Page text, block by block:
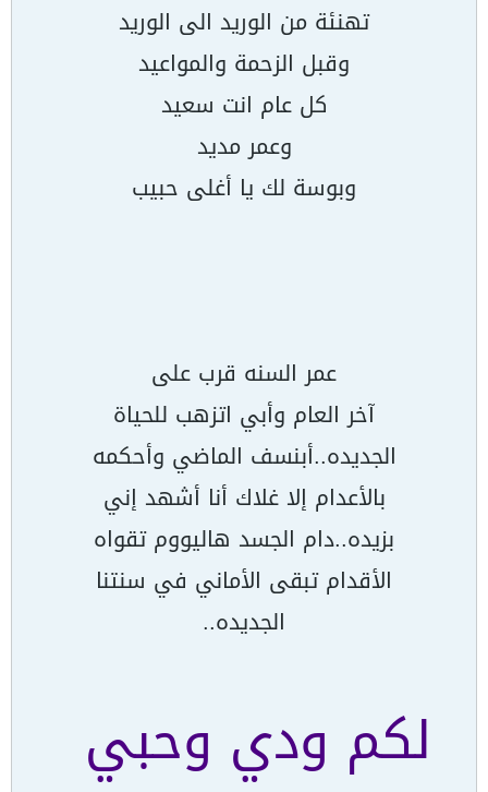
تهنئة من الوريد الى الوريد
وقبل الزحمة والمواعيد
كل عام انت سعيد
وعمر مديد
وبوسة لك يا أغلى حبيب
عمر السنه قرب على
آخر العام وأبي اتزهب للحياة
الجديده..أبنسف الماضي وأحكمه
بالأعدام إلا غلاك أنا أشهد إني
بزيده..دام الجسد هاليووم تقواه
الأقدام تبقى الأماني في سنتنا
الجديده..
لكم ودي وحبي